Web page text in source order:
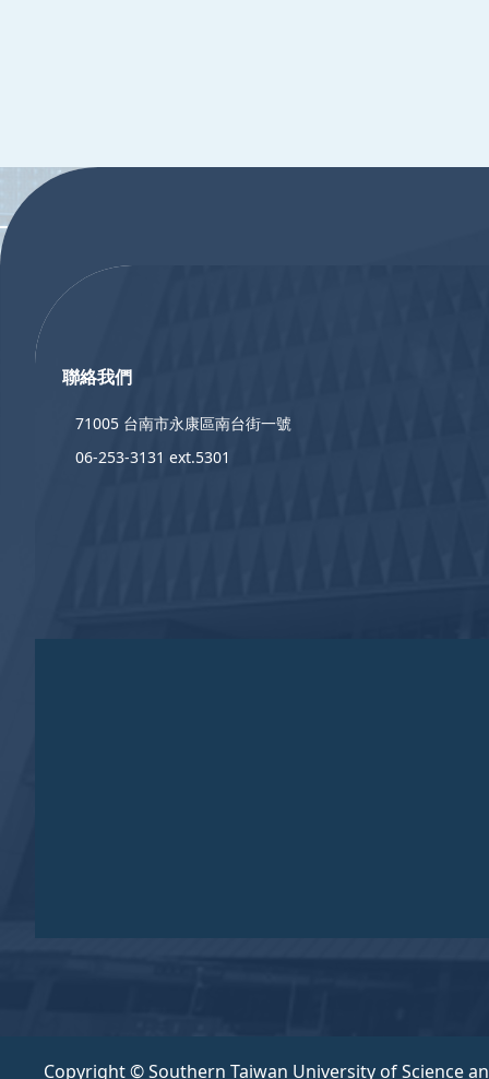
:::
聯絡我們
71005 台南市永康區南台街一號
06-253-3131 ext.5301
Copyright © Southern Taiwan University of Science